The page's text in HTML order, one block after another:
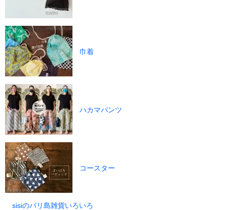
巾着
ハカマパンツ
コースター
sisiのバリ島雑貨いろいろ